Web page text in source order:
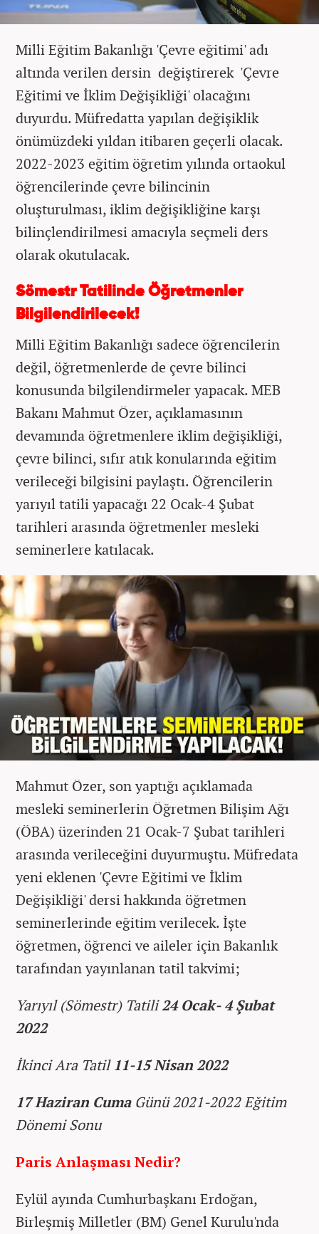
Milli Eğitim Bakanlığı 'Çevre eğitimi' adı
altında verilen dersin değiştirerek 'Çevre
Eğitimi ve İklim Değişikliği' olacağını
duyurdu. Müfredatta yapılan değişiklik
önümüzdeki yıldan itibaren geçerli olacak.
2022-2023 eğitim öğretim yılında ortaokul
öğrencilerinde çevre bilincinin
oluşturulması, iklim değişikliğine karşı
bilinçlendirilmesi amacıyla seçmeli ders
olarak okutulacak.
Sömestr Tatilinde Öğretmenler
Bilgilendirilecek!
Milli Eğitim Bakanlığı sadece öğrencilerin
değil, öğretmenlerde de çevre bilinci
konusunda bilgilendirmeler yapacak. MEB
Bakanı Mahmut Özer, açıklamasının
devamında öğretmenlere iklim değişikliği,
çevre bilinci, sıfır atık konularında eğitim
verileceği bilgisini paylaştı. Öğrencilerin
yarıyıl tatili yapacağı 22 Ocak-4 Şubat
tarihleri arasında öğretmenler mesleki
seminerlere katılacak.
Mahmut Özer, son yaptığı açıklamada
mesleki seminerlerin Öğretmen Bilişim Ağı
(ÖBA) üzerinden 21 Ocak-7 Şubat tarihleri
arasında verileceğini duyurmuştu. Müfredata
yeni eklenen 'Çevre Eğitimi ve İklim
Değişikliği' dersi hakkında öğretmen
seminerlerinde eğitim verilecek. İşte
öğretmen, öğrenci ve aileler için Bakanlık
tarafından yayınlanan tatil takvimi;
Yarıyıl (Sömestr) Tatili24 Ocak- 4 Şubat
2022
İkinci Ara Tatil11-15 Nisan 2022
17 Haziran CumaGünü 2021-2022 Eğitim
Dönemi Sonu
Paris Anlaşması Nedir?
Eylül ayında Cumhurbaşkanı Erdoğan,
Birleşmiş Milletler (BM) Genel Kurulu'nda